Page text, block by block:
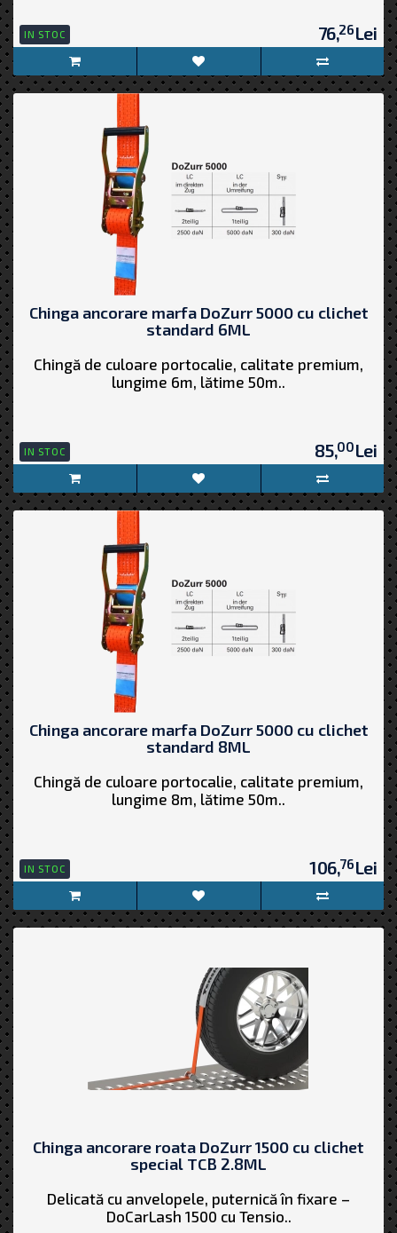
IN STOC 76,26Lei
Chinga ancorare marfa DoZurr 5000 cu clichet
standard 6ML
Chingă de culoare portocalie, calitate premium,
lungime 6m, lătime 50m..
IN STOC 85,00Lei
Chinga ancorare marfa DoZurr 5000 cu clichet
standard 8ML
Chingă de culoare portocalie, calitate premium,
lungime 8m, lătime 50m..
IN STOC 106,76Lei
Chinga ancorare roata DoZurr 1500 cu clichet
special TCB 2.8ML
Delicată cu anvelopele, puternică în fixare –
DoCarLash 1500 cu Tensio..